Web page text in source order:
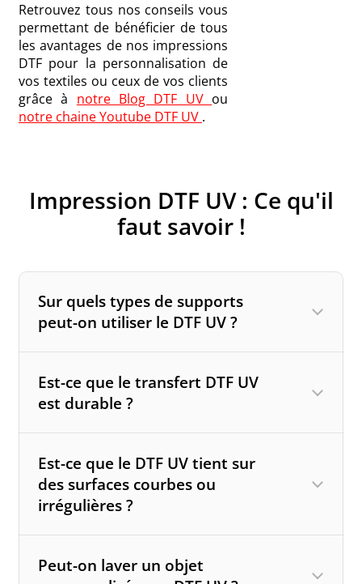
Retrouvez tous nos conseils vous
permettant de bénéficier de tous
les avantages de nos impressions
DTF pour la personnalisation de
vos textiles ou ceux de vos clients
grâce à notre Blog DTF UV ou
notre chaine Youtube DTF UV .
Impression DTF UV : Ce qu'il
faut savoir !
Sur quels types de supports
peut-on utiliser le DTF UV ?
Bois
Plastique
Acrylique
Cuir (non poreux)
Il est particulièrement apprécié pour les
objets personnalisés comme les coques
Est-ce que le transfert DTF UV
est durable ?
Est-ce que le DTF UV tient sur
des surfaces courbes ou
irrégulières ?
Peut-on laver un objet